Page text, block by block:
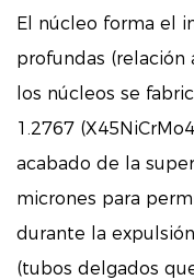
El núcleo forma el
profundas (relación
los núcleos se
1.2767
acabado de la
micrones para
durante la
(tubos delgados